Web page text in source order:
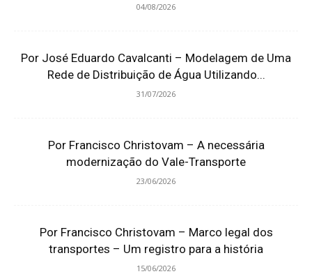
04/08/2026
Por José Eduardo Cavalcanti – Modelagem de Uma
Rede de Distribuição de Água Utilizando...
31/07/2026
Por Francisco Christovam – A necessária
modernização do Vale-Transporte
23/06/2026
Por Francisco Christovam – Marco legal dos
transportes – Um registro para a história
15/06/2026